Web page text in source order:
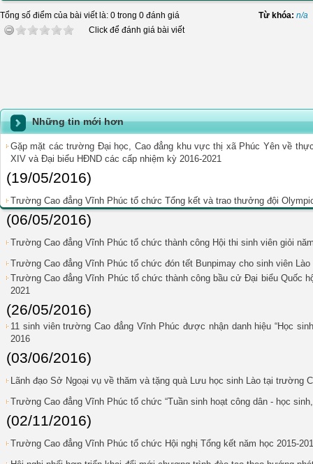
Tổng số điểm của bài viết là: 0 trong 0 đánh giá
Click để đánh giá bài viết
Từ khóa: n/a
Những tin mới hơn
Gặp mặt các trường Đại học, Cao đẳng khu vực thị xã Phúc Yên về
XIV và Đại biểu HĐND các cấp nhiệm kỳ 2016-2021
(19/05/2016)
Trường Cao đẳng Vĩnh Phúc tổ chức Tổng kết và trao thưởng đội
(06/05/2016)
Trường Cao đẳng Vĩnh Phúc tổ chức thành công Hội thi sinh viên giỏi
Trường Cao đẳng Vĩnh Phúc tổ chức đón tết Bunpimay cho sinh viên Lào
Trường Cao đẳng Vĩnh Phúc tổ chức thành công bầu cử Đại biểu Quốc
2021
(26/05/2016)
11 sinh viên trường Cao đẳng Vĩnh Phúc được nhận danh hiệu “Học
2016
(03/06/2016)
Lãnh đạo Sở Ngoại vụ về thăm và tặng quà Lưu học sinh Lào tại trường
Trường Cao đẳng Vĩnh Phúc tổ chức “Tuần sinh hoạt công dân - học
(02/11/2016)
Trường Cao đẳng Vĩnh Phúc tổ chức Hội nghị Tổng kết năm học 2015-